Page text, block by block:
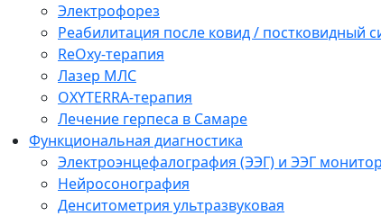
Электрофорез
Реабилитация после ковид / постковидный
ReOxy-терапия
Лазер МЛС
OXYTERRA-терапия
Лечение герпеса в Самаре
Функциональная диагностика
Электроэнцефалография (ЭЭГ) и ЭЭГ
Нейросонография
Денситометрия ультразвуковая